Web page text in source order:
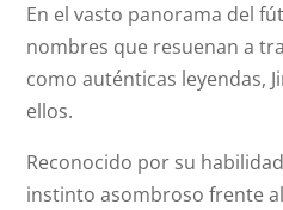
En el vasto panorama del
nombres que resuenan a
como auténticas leyendas,
ellos.
Reconocido por su
instinto asombroso frente